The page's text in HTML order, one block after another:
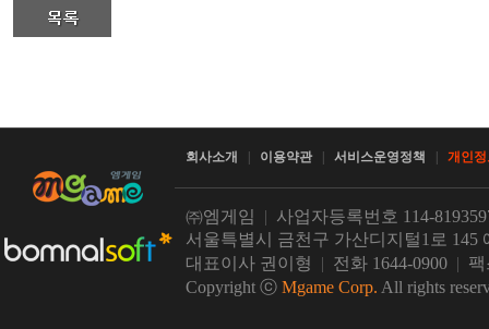
회사소개 이용약관 서비스운영정책 개인
㈜엠게임 | 사업자등록번호 114-
서울특별시 금천구 가산디지털1로 145
대표이사 권이형
| 전화 1644-0900 | 팩
Copyright ⓒ Mgame Corp. All rights